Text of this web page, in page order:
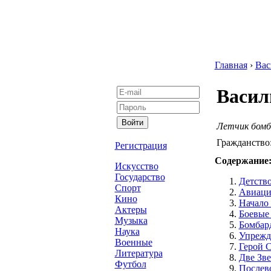
Регистрация
Искусство
Государство
Спорт
Кино
Актеры
Музыка
Наука
Военные
Литература
Футбол
Главная›
Летчик
Содержание:
Герой
Две